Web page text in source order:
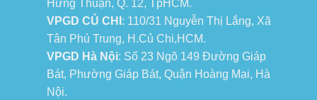
Hưng Thuận, Q. 12, TpHCM.
VPGD CỦ CHI : 110/31 Nguyễn Thị Lắng, Xã
Tân Phú Trung, H.Củ Chi,HCM.
VPGD Hà Nội: Số 23 Ngõ 149 Đường Giáp
Bát, Phường Giáp Bát, Quận Hoàng Mai, Hà
Nội.